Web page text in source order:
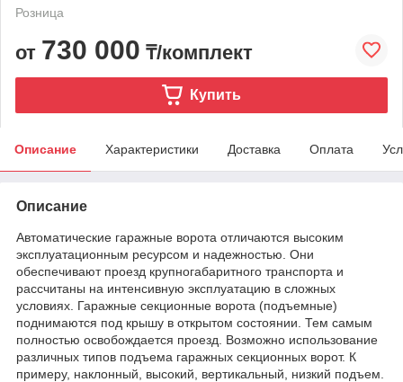
Розница
от 730 000 ₸/комплект
Купить
Описание Характеристики Доставка Оплата
Описание
Автоматические гаражные ворота отличаются высоким
эксплуатационным ресурсом и надежностью. Они
обеспечивают проезд крупногабаритного транспорта и
рассчитаны на интенсивную эксплуатацию в сложных
условиях. Гаражные секционные ворота (подъемные)
поднимаются под крышу в открытом состоянии. Тем самым
полностью освобождается проезд. Возможно использование
различных типов подъема гаражных секционных ворот. К
примеру, наклонный, высокий, вертикальный, низкий подъем.